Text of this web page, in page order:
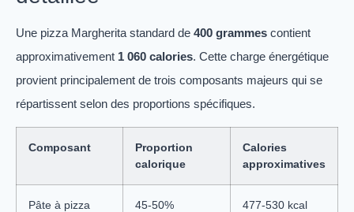
Une pizza Margherita standard de 400 grammes contient
approximativement 1 060 calories. Cette charge énergétique
provient principalement de trois composants majeurs qui se
répartissent selon des proportions spécifiques.
Composant
Proportion
calorique
Calories
approximatives
Pâte à pizza 45-50% 477-530 kcal